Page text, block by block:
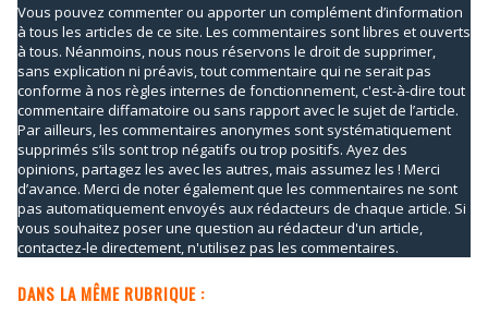
Vous pouvez commenter ou apporter un complément d’information
à tous les articles de ce site. Les commentaires sont libres et ouverts
à tous. Néanmoins, nous nous réservons le droit de supprimer,
sans explication ni préavis, tout commentaire qui ne serait pas
conforme à nos règles internes de fonctionnement, c'est-à-dire tout
commentaire diffamatoire ou sans rapport avec le sujet de l’article.
Par ailleurs, les commentaires anonymes sont systématiquement
supprimés s’ils sont trop négatifs ou trop positifs. Ayez des
opinions, partagez les avec les autres, mais assumez les ! Merci
d’avance. Merci de noter également que les commentaires ne sont
pas automatiquement envoyés aux rédacteurs de chaque article. Si
vous souhaitez poser une question au rédacteur d'un article,
contactez-le directement, n'utilisez pas les commentaires.
DANS LA MÊME RUBRIQUE :